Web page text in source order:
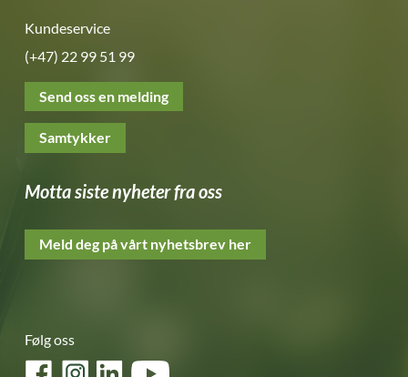
Kundeservice
(+47) 22 99 51 99
Send oss en melding
Samtykker
Motta siste nyheter fra oss
Meld deg på vårt nyhetsbrev her
Følg oss
FacebookInstagramLinkedInYouTube